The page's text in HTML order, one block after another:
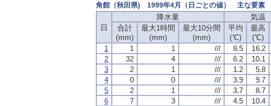
角館（秋田県) 1999年4月（日ごとの値） 主な要素
日
降水量 気温
合計
(mm)
最大1時間
(mm)
最大10分間
(mm)
平均
(℃)
最高
(℃)
1
1 1 /// 8.5 16.2
2
32 4 /// 6.2 10.1
3
2 1 /// 1.2 5.8
4
0 0 /// 3.9 9.7
5
2 1 /// 3.7 8.7
6
7 3 /// 4.5 10.4
日
降水量 気温
合計
(mm)
最大1時間
(mm)
最大10分間
(mm)
平均
(℃)
最高
(℃)
1
1 1 /// 8.5 16.2
2
32 4 /// 6.2 10.1
3
2 1 /// 1.2 5.8
4
0 0 /// 3.9 9.7
5
2 1 /// 3.7 8.7
6
7 3 /// 4.5 10.4
日
降水量 気温
合計
(mm)
最大1時間
(mm)
最大10分間
(mm)
平均
(℃)
最高
(℃)
1
1 1 /// 8.5 16.2
2
32 4 /// 6.2 10.1
3
2 1 /// 1.2 5.8
4
0 0 /// 3.9 9.7
5
2 1 /// 3.7 8.7
6
7 3 /// 4.5 10.4
日
降水量 気温
合計
(mm)
最大1時間
(mm)
最大10分間
(mm)
平均
(℃)
最高
(℃)
1
1 1 /// 8.5 16.2
2
32 4 /// 6.2 10.1
3
2 1 /// 1.2 5.8
4
0 0 /// 3.9 9.7
5
2 1 /// 3.7 8.7
6
7 3 /// 4.5 10.4